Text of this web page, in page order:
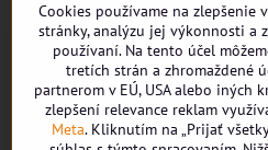
CUKRONOVINKY
DORUČENÍ OBJEDNÁVKY
REKLAMAČNÍ ŘÁD
OBCHODNÍ PODMÍNKY
KONTAKT
Cookies používame na zlepšenie
stránky, analýzu jej výkonnosti a
používaní. Na tento účel
tretích strán a zhromaždené
partnerom v EÚ, USA alebo iných
zlepšení relevance reklam
Meta. Kliknutím na „Prijať